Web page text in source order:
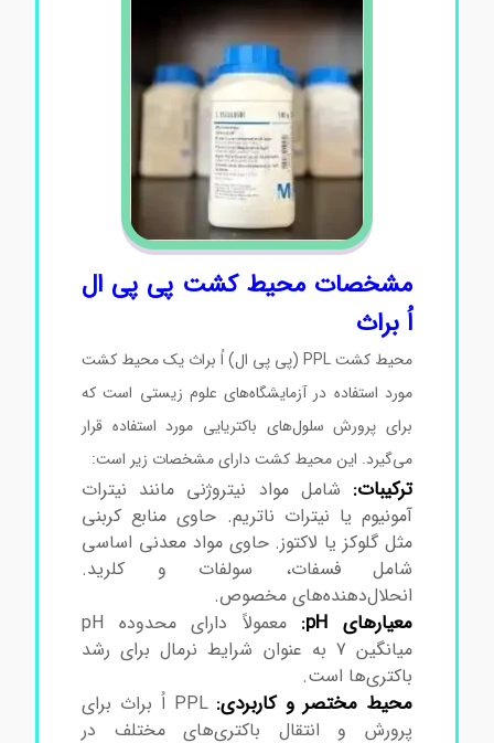
مشخصات محیط کشت پی پی ال
اُ براث
محیط کشت PPL (پی پی ال) اُ براث یک محیط کشت
مورد استفاده در آزمایشگاه‌های علوم زیستی است که
برای پرورش سلول‌های باکتریایی مورد استفاده قرار
می‌گیرد. این محیط کشت دارای مشخصات زیر است:
ترکیبات:شامل مواد نیتروژنی مانند نیترات
آمونیوم یا نیترات ناتریم. حاوی منابع کربنی
مثل گلوکز یا لاکتوز. حاوی مواد معدنی اساسی
شامل فسفات، سولفات و کلرید.
انحلال‌دهنده‌های مخصوص.
معیارهای pH:
معمولاً دارای محدوده pH
میانگین 7 به عنوان شرایط نرمال برای رشد
باکتری‌ها است.
محیط مختصر و کاربردی:
PPL اُ براث برای
پرورش و انتقال باکتری‌های مختلف در